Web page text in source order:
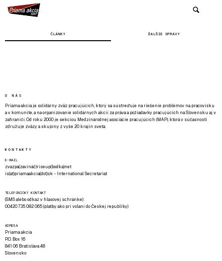
ČLÁNKY ĎALŠIE SPRÁVY
O NÁS
Priama akcia je solidárny zväz pracujúcich, ktorý sa sústreďuje na riešenie problémov na pracovisku
a v komunite, a na organizovanie solidárnych akcií za práva a požiadavky pracujúcich na Slovensku aj v
zahraničí. Od roku 2000 je sekciou Medzinárodnej asociácie pracujúcich (MAP), ktorá v súčasnosti
združuje zväzy a skupiny z vyše 20 krajín sveta.
KONTAKTY
E-MAIL
zvazpa(zavináč)riseup(bodka)net
is(at)priamaakcia(dot)sk - International Secretariat
TELEFONICKÝ KONTAKT
(SMS alebo odkaz v hlasovej schránke):
00420 735 082 065 (platby ako pri volaní do Českej republiky)
ADRESA
Priama akcia
P.O. Box 16
841 06 Bratislava 48
Slovensko